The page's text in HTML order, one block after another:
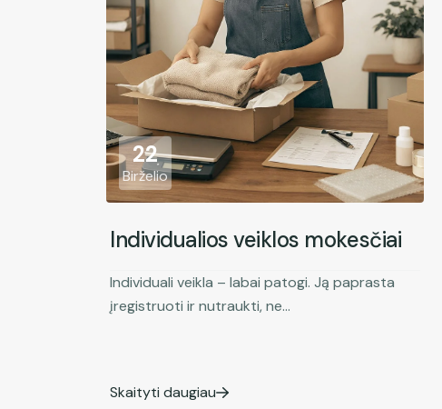
22
Birželio
Individualios veiklos mokesčiai
Individuali veikla – labai patogi. Ją paprasta
įregistruoti ir nutraukti, ne...
Skaityti daugiau